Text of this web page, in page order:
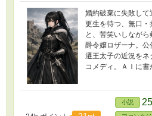
婚約破棄に失敗し
更生を待つ、無口・
と、苦笑いしなが
爵令嬢ロザーナ。
遷王太子の近況を
コメディ。ＡＩに書
小説